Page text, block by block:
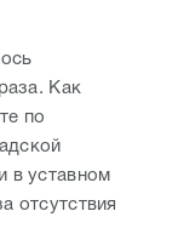
Как
по
в уставном
отсутствия